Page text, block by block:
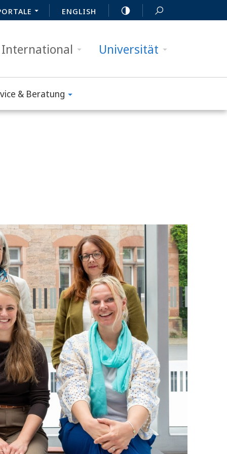
ENGLISH
International Universität
& Beratung